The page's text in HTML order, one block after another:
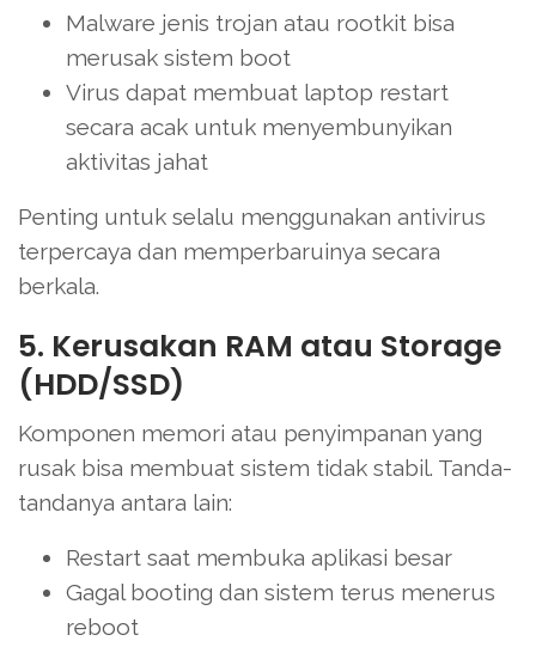
Malware jenis trojan atau rootkit bisa
merusak sistem boot
Virus dapat membuat laptop restart
secara acak untuk menyembunyikan
aktivitas jahat
Penting untuk selalu menggunakan antivirus
terpercaya dan memperbaruinya secara
berkala.
5. Kerusakan RAM atau Storage
(HDD/SSD)
Komponen memori atau penyimpanan yang
rusak bisa membuat sistem tidak stabil. Tanda-
tandanya antara lain:
Restart saat membuka aplikasi besar
Gagal booting dan sistem terus menerus
reboot